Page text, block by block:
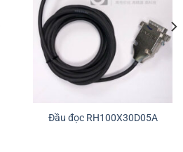
Đầu đọc RH100X30D05A